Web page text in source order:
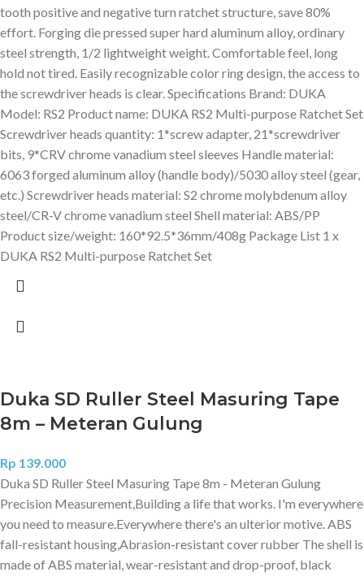
tooth positive and negative turn ratchet structure, save 80%
effort. Forging die pressed super hard aluminum alloy, ordinary
steel strength, 1/2 lightweight weight. Comfortable feel, long
hold not tired. Easily recognizable color ring design, the access to
the screwdriver heads is clear. Specifications Brand: DUKA
Model: RS2 Product name: DUKA RS2 Multi-purpose Ratchet Set
Screwdriver heads quantity: 1*screw adapter, 21*screwdriver
bits, 9*CRV chrome vanadium steel sleeves Handle material:
6063 forged aluminum alloy (handle body)/5030 alloy steel (gear,
etc.) Screwdriver heads material: S2 chrome molybdenum alloy
steel/CR-V chrome vanadium steel Shell material: ABS/PP
Product size/weight: 160*92.5*36mm/408g Package List 1 x
DUKA RS2 Multi-purpose Ratchet Set
Duka SD Ruller Steel Masuring Tape
8m – Meteran Gulung
Rp 139.000
Duka SD Ruller Steel Masuring Tape 8m - Meteran Gulung
Precision Measurement,Building a life that works. I'm everywhere
you need to measure.Everywhere there's an ulterior motive. ABS
fall-resistant housing,Abrasion-resistant cover rubber The shell is
made of ABS material, wear-resistant and drop-proof, black